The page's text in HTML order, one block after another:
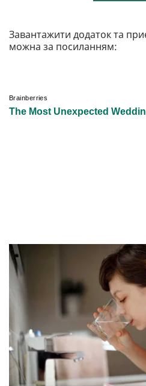
Завантажити додаток та
можна за посиланням: